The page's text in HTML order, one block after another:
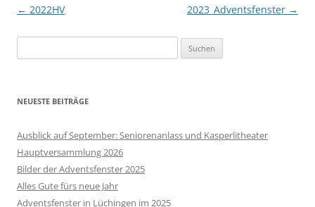
Beitragsnavigation
← 2022HV 2023_Adventsfenster →
nach:
NEUESTE BEITRÄGE
Ausblick auf September: Seniorenanlass und Kasperlitheater
Hauptversammlung 2026
Bilder der Adventsfenster 2025
Alles Gute fürs neue Jahr
Adventsfenster in Lüchingen im 2025